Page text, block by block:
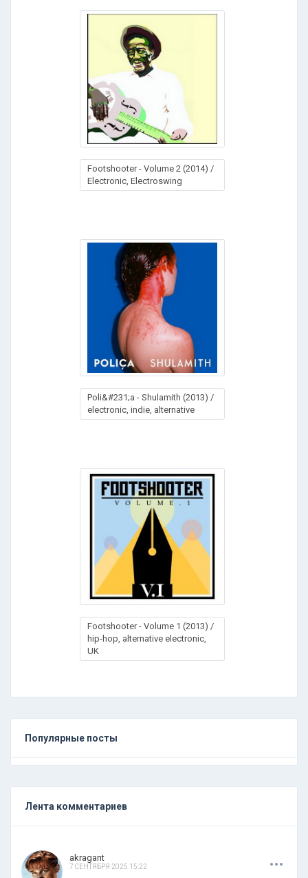
Footshooter - Volume 2 (2014) /
Electronic, Electroswing
Poli&#231;a - Shulamith (2013) /
electronic, indie, alternative
Footshooter - Volume 1 (2013) /
hip-hop, alternative electronic,
UK
Популярные посты
Лента комментариев
akragant
7 СЕНТЯБРЯ 2025 15:22 ...